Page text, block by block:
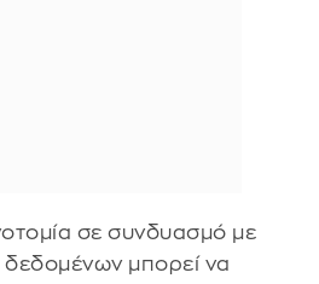
σε συνδυασμό με
μπορεί να